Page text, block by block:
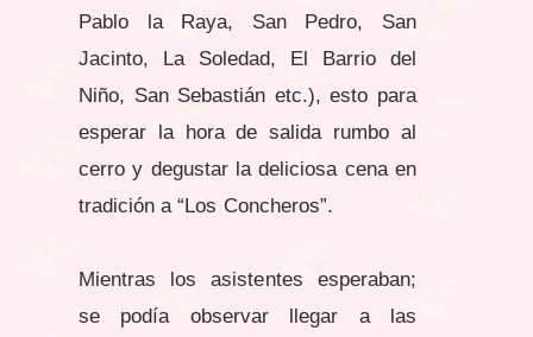
Pablo la Raya, San Pedro, San
Jacinto, La Soledad, El Barrio del
Niño, San Sebastián etc.), esto para
esperar la hora de salida rumbo al
cerro y degustar la deliciosa cena en
tradición a “Los Concheros”.
Mientras los asistentes esperaban;
se podía observar llegar a las